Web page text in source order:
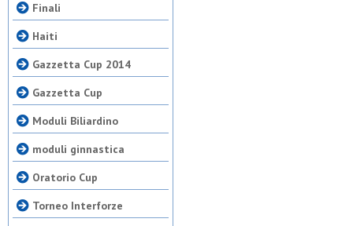
Finali
Haiti
Gazzetta Cup 2014
Gazzetta Cup
Moduli Biliardino
moduli ginnastica
Oratorio Cup
Torneo Interforze